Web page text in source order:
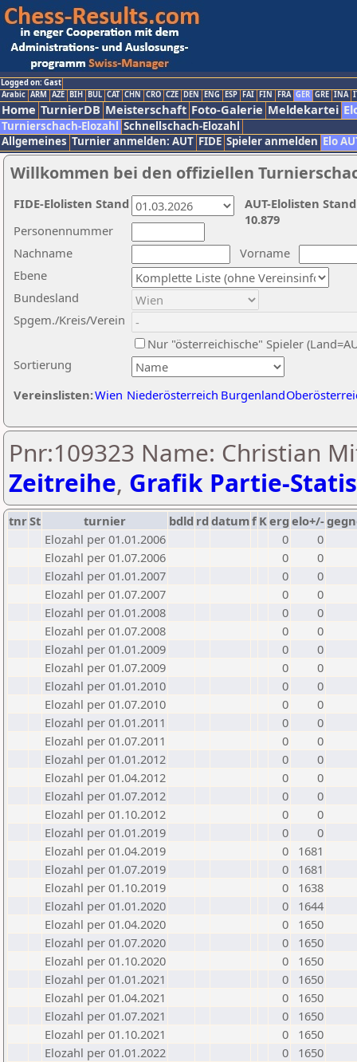
Logged on: Gast
Arabic ARM AZE BIH BUL CAT CHN CRO CZE DEN ENG ESP FAI FIN FRA GER GRE INA
Home TurnierDB Meisterschaft Foto-Galerie Meldekartei
Turnierschach-Elozahl Schnellschach-Elozahl
Allgemeines Turnier anmelden: AUT FIDE Spieler anmelden Elo
Willkommen bei den offiziellen
Nachname
Vorname
Ebene
Sortierung
Personennummer
Bundesland
Spgem./Kreis/Verein
Nur "österreichische" Spieler
Vereinslisten:Wien Niederösterreich Burgenland
AUT-Elolisten
10.879
FIDE-Elolisten Stand
Pnr:109323 Name: Christian
Zeitreihe, Grafik Partie-
tnrSt turnier bdld rd datumf Kerg elo+/-
Elozahl per 01.01.2006
0
0
Elozahl per 01.07.2006
0
0
Elozahl per 01.01.2007
0
0
Elozahl per 01.07.2007
0
0
Elozahl per 01.01.2008
0
0
Elozahl per 01.07.2008
0
0
Elozahl per 01.01.2009
0
0
Elozahl per 01.07.2009
0
0
Elozahl per 01.01.2010
0
0
Elozahl per 01.07.2010
0
0
Elozahl per 01.01.2011
0
0
Elozahl per 01.07.2011
0
0
Elozahl per 01.01.2012
0
0
Elozahl per 01.04.2012
0
0
Elozahl per 01.07.2012
0
0
Elozahl per 01.10.2012
0
0
Elozahl per 01.01.2019
0
0
Elozahl per 01.04.2019
0
1681
Elozahl per 01.07.2019
0
1681
Elozahl per 01.10.2019
0
1638
Elozahl per 01.01.2020
0
1644
Elozahl per 01.04.2020
0
1650
Elozahl per 01.07.2020
0
1650
Elozahl per 01.10.2020
0
1650
Elozahl per 01.01.2021
0
1650
Elozahl per 01.04.2021
0
1650
Elozahl per 01.07.2021
0
1650
Elozahl per 01.10.2021
0
1650
Elozahl per 01.01.2022
0
1650